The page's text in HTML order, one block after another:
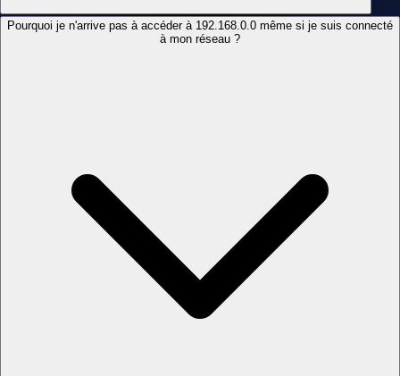
Pourquoi je n'arrive pas à accéder à 192.168.0.0 même si je suis connecté
à mon réseau ?